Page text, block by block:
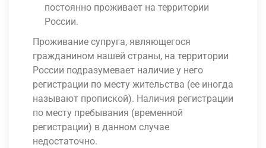
постоянно проживает на территории
России.
Проживание супруга, являющегося
гражданином нашей страны, на территории
России подразумевает наличие у него
регистрации по месту жительства (ее иногда
называют пропиской). Наличия регистрации
по месту пребывания (временной
регистрации) в данном случае
недостаточно.